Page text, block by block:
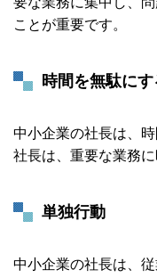
ことが重要です。
時間を無駄にす
中小企業の社長は、
社長は、重要な業務
単独行動
中小企業の社長は、